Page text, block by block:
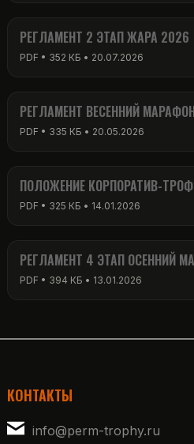
РЕГЛАМЕНТ 2 ЭТАП ЖАРА 2026
РЕГЛАМЕНТ ВЕСЕННИЙ МАРАФОН
ПОЛОЖЕНИЕ КОРПОРАТИВ-
РЕГЛАМЕНТ 4 ЭТАП ОСЕННИЙ
КОНТАКТЫ